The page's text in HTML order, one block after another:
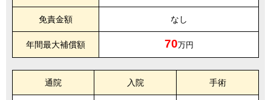
免責金額 なし
年間最大補償額 70万円
通院 入院 手術